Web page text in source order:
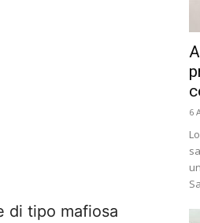
di tipo mafiosa
6